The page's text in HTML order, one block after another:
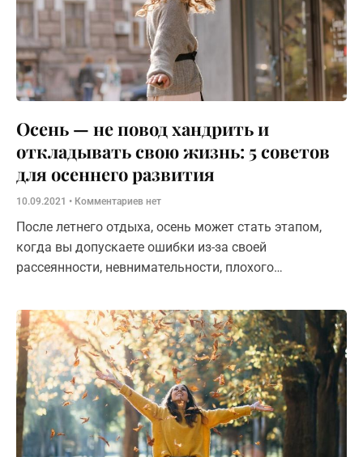
Осень — не повод хандрить и
откладывать свою жизнь: 5 советов
для осеннего развития
10.09.2021 Комментариев нет
После летнего отдыха, осень может стать этапом,
когда вы допускаете ошибки из-за своей
рассеянности, невнимательности, плохого